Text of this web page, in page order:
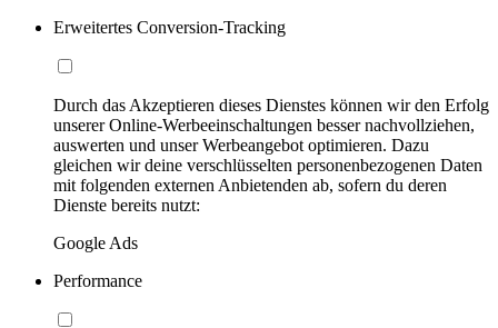
Erweitertes Conversion-Tracking
Durch das Akzeptieren dieses Dienstes können wir den Erfolg
unserer Online-Werbeeinschaltungen besser nachvollziehen,
auswerten und unser Werbeangebot optimieren. Dazu
gleichen wir deine verschlüsselten personenbezogenen Daten
mit folgenden externen Anbietenden ab, sofern du deren
Dienste bereits nutzt:
Google Ads
Performance